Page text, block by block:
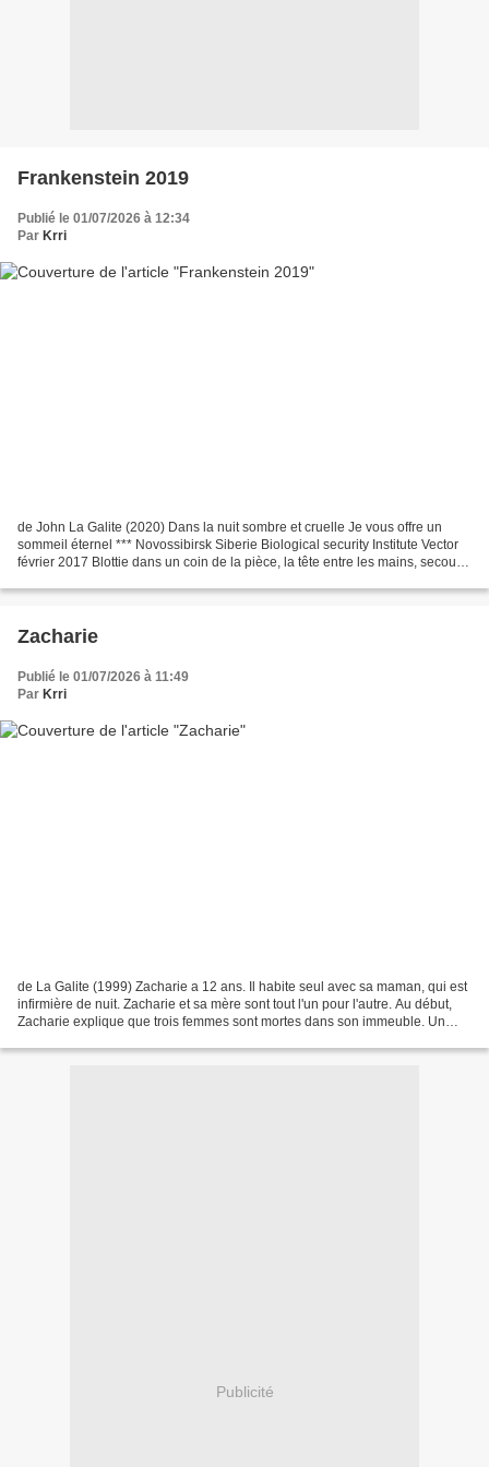
Frankenstein 2019
Publié le 01/07/2026 à 12:34
Par Krri
de John La Galite (2020) Dans la nuit sombre et cruelle Je vous offre un
sommeil éternel *** Novossibirsk Siberie Biological security Institute Vector
février 2017 Blottie dans un coin de la pièce, la tête entre les mains, secouée
Zacharie
Publié le 01/07/2026 à 11:49
Par Krri
de La Galite (1999) Zacharie a 12 ans. Il habite seul avec sa maman, qui est
infirmière de nuit. Zacharie et sa mère sont tout l'un pour l'autre. Au début,
Zacharie explique que trois femmes sont mortes dans son immeuble. Un
Publicité